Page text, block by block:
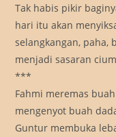
Tak habis pikir
hari itu akan
selangkangan,
menjadi sasaran
***
Fahmi meremas
mengenyot buah
Guntur membuka